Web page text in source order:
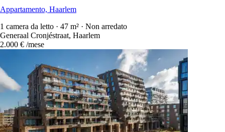
Appartamento, Haarlem
1 camera da letto · 47 m² · Non arredato
Generaal Cronjéstraat, Haarlem
2.000 € /mese